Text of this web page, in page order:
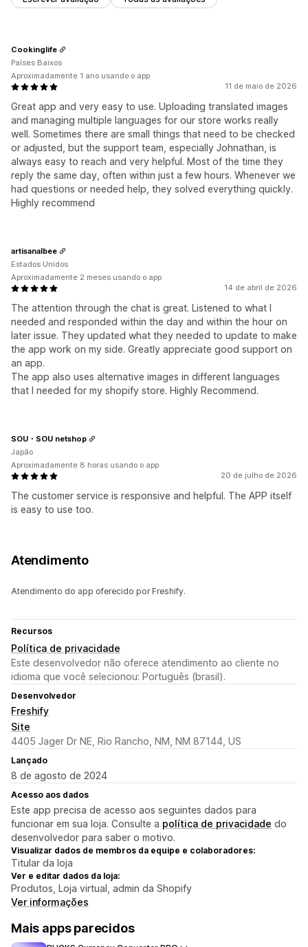
11 de maio de 2026
Great app and very easy to use. Uploading translated images
and managing multiple languages for our store works really
well. Sometimes there are small things that need to be checked
or adjusted, but the support team, especially Johnathan, is
always easy to reach and very helpful. Most of the time they
reply the same day, often within just a few hours. Whenever we
had questions or needed help, they solved everything quickly.
Highly recommend
Cookinglife
Países Baixos
Aproximadamente 1 ano usando o app
14 de abril de 2026
The attention through the chat is great. Listened to what I
needed and responded within the day and within the hour on
later issue. They updated what they needed to update to make
the app work on my side. Greatly appreciate good support on
an app.
The app also uses alternative images in different languages
that I needed for my shopify store. Highly Recommend.
artisanalbee
Estados Unidos
Aproximadamente 2 meses usando o app
20 de julho de 2026
The customer service is responsive and helpful. The APP itself
is easy to use too.
SOU・SOU netshop
Japão
Aproximadamente 8 horas usando o app
Atendimento
Atendimento do app oferecido por Freshify.
Recursos
Política de privacidade
Este desenvolvedor não oferece atendimento ao cliente no
idioma que você selecionou: Português (brasil).
Desenvolvedor
Freshify
Site
4405 Jager Dr NE, Rio Rancho, NM, NM 87144, US
Lançado
8 de agosto de 2024
Acesso aos dados
Este app precisa de acesso aos seguintes dados para
funcionar em sua loja. Consulte a política de privacidade do
desenvolvedor para saber o motivo.
Visualizar dados de membros da equipe e colaboradores:
Titular da loja
Ver e editar dados da loja:
Produtos, Loja virtual, admin da Shopify
Ver informações
Mais apps parecidos